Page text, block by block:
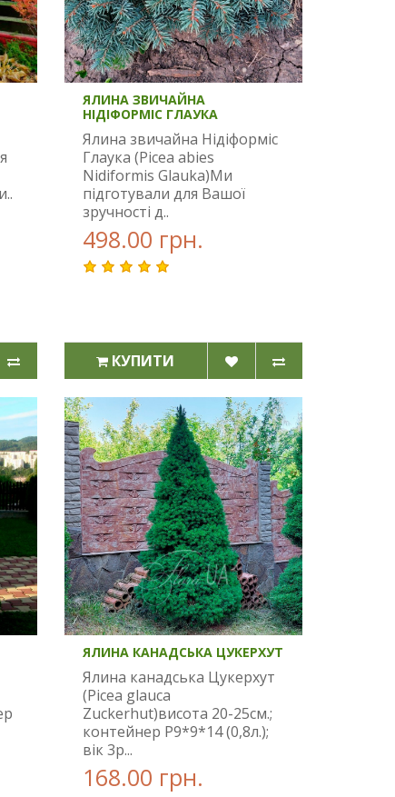
ЯЛИНА ЗВИЧАЙНА
НІДІФОРМІС ГЛАУКА
Ялина звичайна Нідіформіс
Глаука (Picea abies
Nidiformis Glauka)Ми
підготували для Вашої
зручності д..
498.00 грн.
КУПИТИ
ЯЛИНА КАНАДСЬКА ЦУКЕРХУТ
Ялина канадська Цукерхут
(Picea glauca
Zuckerhut)висота 20-25см.;
контейнер Р9*9*14 (0,8л.);
вік 3р...
168.00 грн.